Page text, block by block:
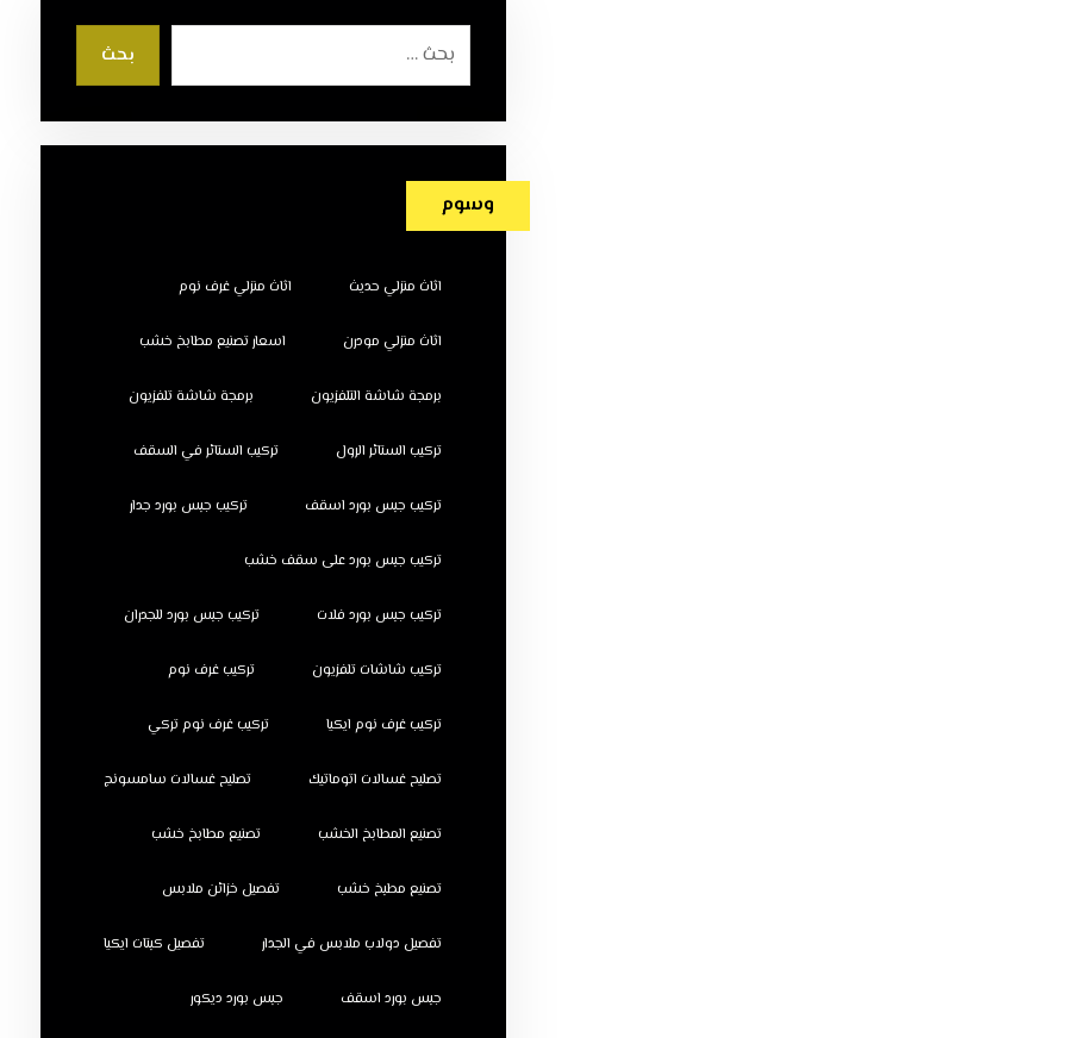
بحث
وسوم
اثاث منزلي حديث اثاث منزلي غرف نوم
اثاث منزلي مودرن اسعار تصنيع مطابخ خشب
برمجة شاشة التلفزيون برمجة شاشة تلفزيون
تركيب الستائر الرول تركيب الستائر في السقف
تركيب جبس بورد اسقف تركيب جبس بورد جدار
تركيب جبس بورد على سقف خشب
تركيب جبس بورد فلات تركيب جبس بورد للجدران
تركيب شاشات تلفزيون تركيب غرف نوم
تركيب غرف نوم ايكيا تركيب غرف نوم تركي
تصليح غسالات اتوماتيك تصليح غسالات سامسونج
تصنيع المطابخ الخشب تصنيع مطابخ خشب
تصنيع مطبخ خشب تفصيل خزائن ملابس
تفصيل دولاب ملابس في الجدار تفصيل كبتات ايكيا
جبس بورد اسقف جبس بورد ديكور